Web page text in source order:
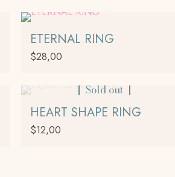
ETERNAL RING
$28,00
Sold out
HEART SHAPE RING
$12,00